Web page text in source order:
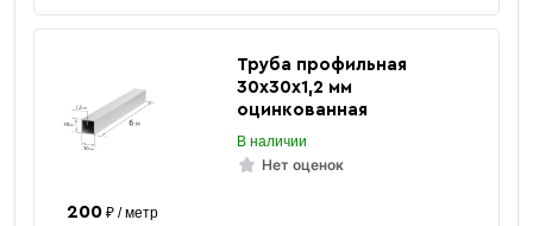
Труба профильная
30х30х1,2 мм
оцинкованная
В наличии
Нет оценок
200₽ / метр